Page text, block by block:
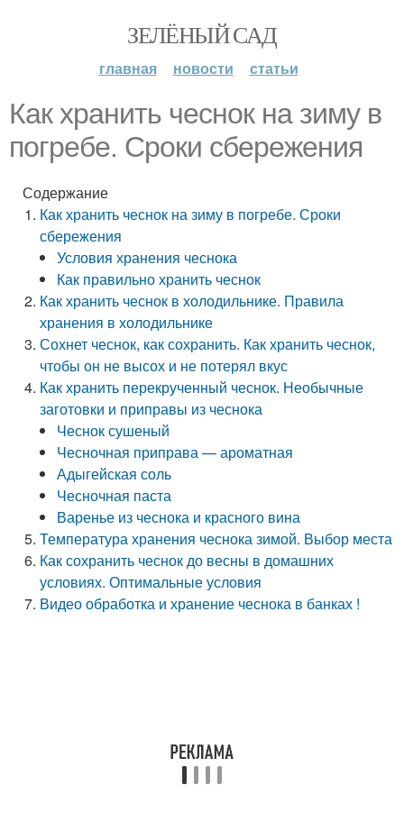
ЗЕЛЁНЫЙ САД
главная новости статьи
Как хранить чеснок на зиму в
погребе. Сроки сбережения
Содержание
Как хранить чеснок на зиму в погребе. Сроки
сбережения
Условия хранения чеснока
Как правильно хранить чеснок
Как хранить чеснок в холодильнике. Правила
хранения в холодильнике
Сохнет чеснок, как сохранить. Как хранить чеснок,
чтобы он не высох и не потерял вкус
Как хранить перекрученный чеснок. Необычные
заготовки и приправы из чеснока
Чеснок сушеный
Чесночная приправа — ароматная
Адыгейская соль
Чесночная паста
Варенье из чеснока и красного вина
Температура хранения чеснока зимой. Выбор места
Как сохранить чеснок до весны в домашних
условиях. Оптимальные условия
Видео обработка и хранение чеснока в банках !